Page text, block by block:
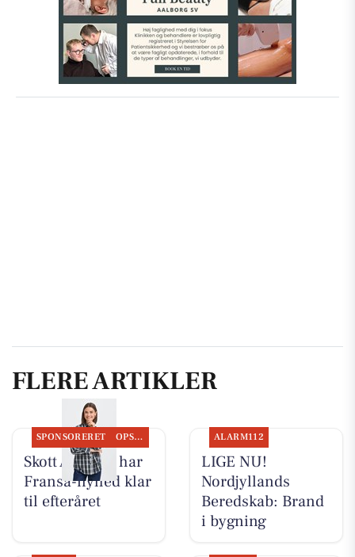
FLERE ARTIKLER
SPONSORERET OPSLAGSTAVLEN
Skott Aalborg har
Fransa-nyhed klar
til efteråret
ALARM112
LIGE NU!
Nordjyllands
Beredskab: Brand
i bygning